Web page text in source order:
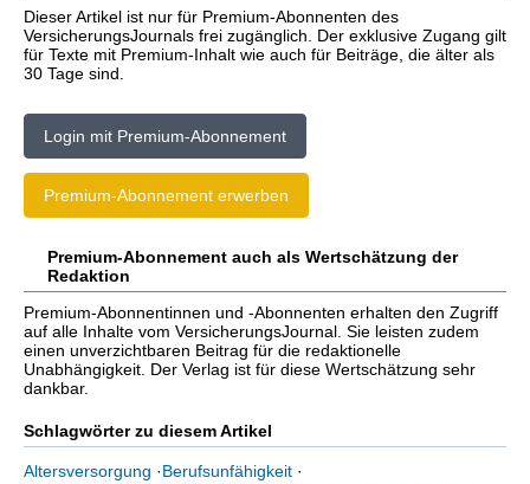
Dieser Artikel ist nur für Premium-Abonnenten des
VersicherungsJournals frei zugänglich. Der exklusive Zugang gilt
für Texte mit Premium-Inhalt wie auch für Beiträge, die älter als
30 Tage sind.
Login mit Premium-Abonnement
Premium-Abonnement erwerben
Premium-Abonnement auch als Wertschätzung der
Redaktion
Premium-Abonnentinnen und -Abonnenten erhalten den Zugriff
auf alle Inhalte vom VersicherungsJournal. Sie leisten zudem
einen unverzichtbaren Beitrag für die redaktionelle
Unabhängigkeit. Der Verlag ist für diese Wertschätzung sehr
dankbar.
Schlagwörter zu diesem Artikel
Altersversorgung ·Berufsunfähigkeit ·